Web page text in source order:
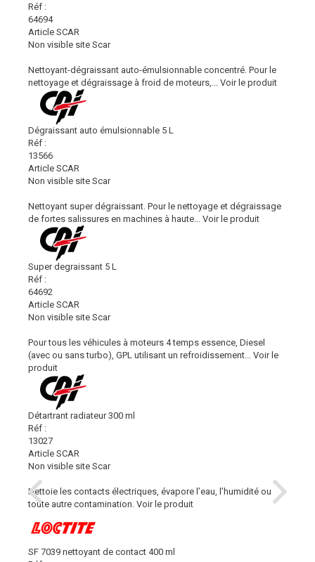
Réf :
64694
Article SCAR
Non visible site Scar
Nettoyant-dégraissant auto-émulsionnable concentré. Pour le
nettoyage et dégraissage à froid de moteurs,...
Voir le produit
Dégraissant auto émulsionnable 5 L
Réf :
13566
Article SCAR
Non visible site Scar
Nettoyant super dégraissant. Pour le nettoyage et dégraissage
de fortes salissures en machines à haute...
Voir le produit
Super degraissant 5 L
Réf :
64692
Article SCAR
Non visible site Scar
Pour tous les véhicules à moteurs 4 temps essence, Diesel
(avec ou sans turbo), GPL utilisant un refroidissement...
Voir le
produit
Détartrant radiateur 300 ml
Réf :
13027
Article SCAR
Non visible site Scar
Nettoie les contacts électriques, évapore l’eau, l’humidité ou
toute autre contamination. Voir le produit
SF 7039 nettoyant de contact 400 ml